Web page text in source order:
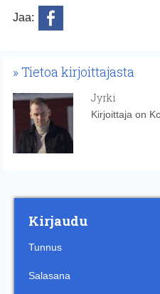
Jaa:
Tietoa kirjoittajasta
Jyrki
Kirjoittaja on
Kirjaudu
Tunnus
Salasana